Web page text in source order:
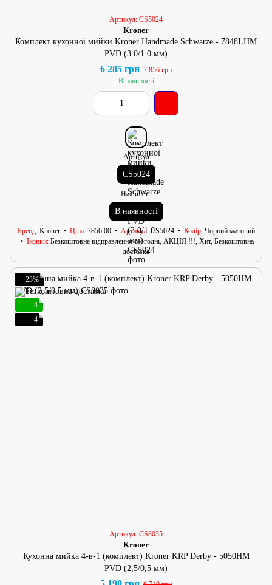
Артикул: CS5024
Kroner
Комплект кухонної мийки Kroner Handmade Schwarze - 7848LHM
PVD (3.0/1.0 мм)
6 285 грн 7 856 грн
В наявності
Артикул
CS5024
Наявність
В наявності
Бренд Kroner Ціна 7856.00 Артикул CS5024 Колір Чорний матовий
Іконки Безкоштовне відправлення сьогодні, АКЦІЯ !!!, Хит, Безкоштовна
доставка
−23%
4
4
Артикул: CS8035
Kroner
Кухонна мийка 4-в-1 (комплект) Kroner KRP Derby - 5050HM
PVD (2,5/0,5 мм)